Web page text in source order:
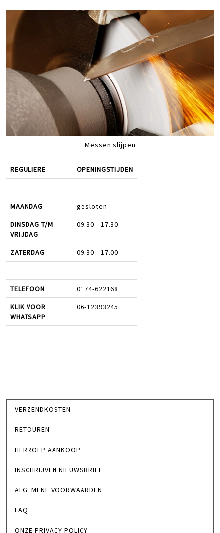
Messen slijpen
REGULIERE OPENINGSTIJDEN
MAANDAG gesloten
DINSDAG T/M
VRIJDAG
09.30 - 17.30
ZATERDAG 09.30 - 17.00
TELEFOON 0174-622168
KLIK VOOR
WHATSAPP
06-12393245
VERZENDKOSTEN
RETOUREN
HERROEP AANKOOP
INSCHRIJVEN NIEUWSBRIEF
ALGEMENE VOORWAARDEN
FAQ
ONZE PRIVACY POLICY